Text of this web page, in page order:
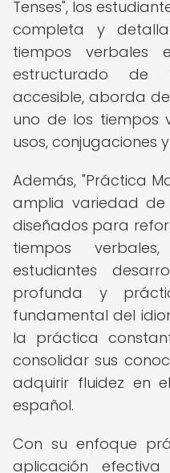
Tenses", los
completa y
tiempos verbales
estructurado de
accesible, aborda
uno de los tiempos
usos, conjugaciones
Además, "Práctica
amplia variedad de
diseñados para
tiempos
estudiantes
profunda y
fundamental del
la práctica
consolidar sus
adquirir fluidez en
español.
Con su enfoque
aplicación